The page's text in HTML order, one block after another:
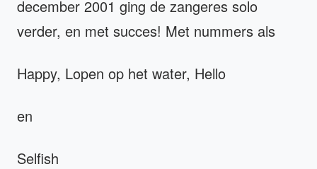
december 2001 ging de zangeres solo
verder, en met succes! Met nummers als
Happy, Lopen op het water, Hello
en
Selfish